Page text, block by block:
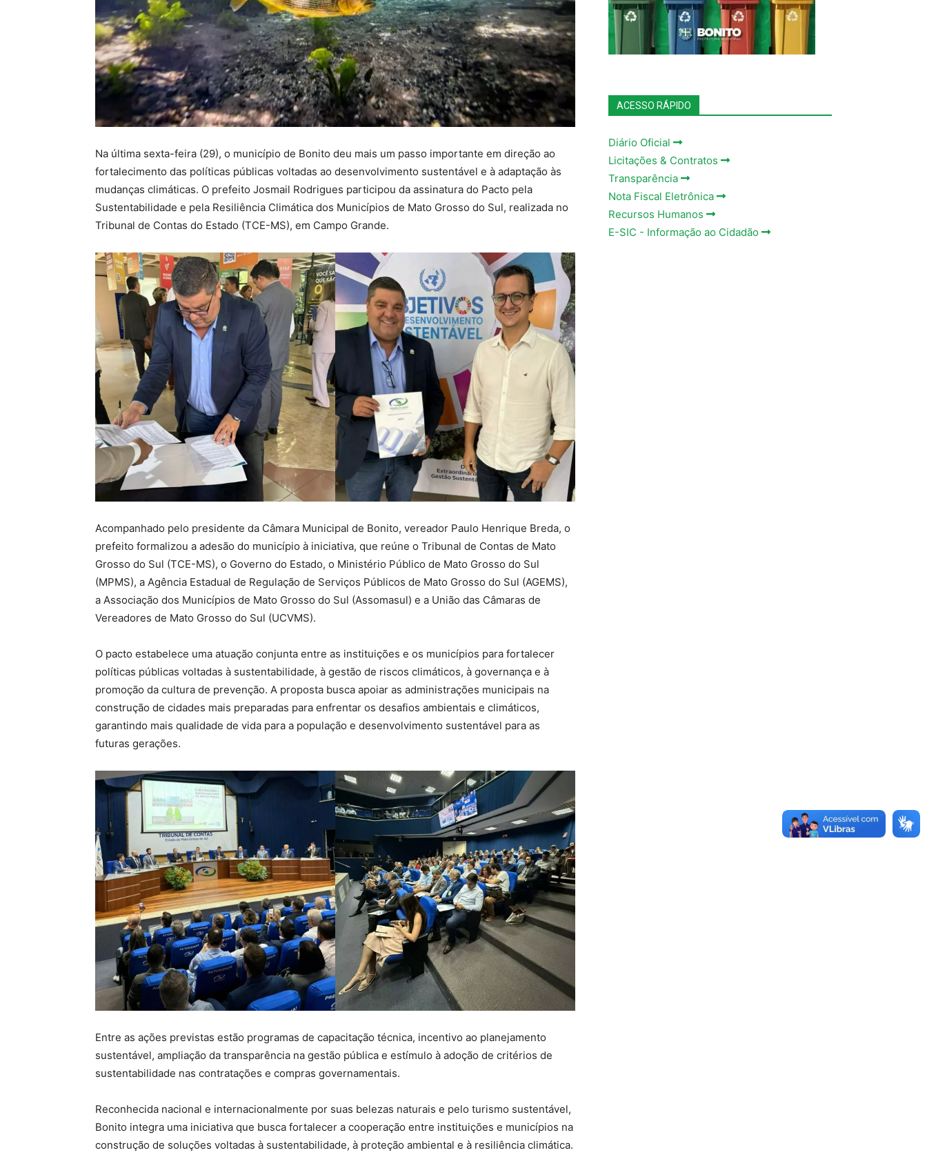
Na última sexta-feira (29), o município de Bonito deu mais um passo importante em direção ao
fortalecimento das políticas públicas voltadas ao desenvolvimento sustentável e à adaptação às
mudanças climáticas. O prefeito Josmail Rodrigues participou da assinatura do Pacto pela
Sustentabilidade e pela Resiliência Climática dos Municípios de Mato Grosso do Sul, realizada no
Tribunal de Contas do Estado (TCE-MS), em Campo Grande.
Acompanhado pelo presidente da Câmara Municipal de Bonito, vereador Paulo Henrique Breda, o
prefeito formalizou a adesão do município à iniciativa, que reúne o Tribunal de Contas de Mato
Grosso do Sul (TCE-MS), o Governo do Estado, o Ministério Público de Mato Grosso do Sul
(MPMS), a Agência Estadual de Regulação de Serviços Públicos de Mato Grosso do Sul (AGEMS),
a Associação dos Municípios de Mato Grosso do Sul (Assomasul) e a União das Câmaras de
Vereadores de Mato Grosso do Sul (UCVMS).
O pacto estabelece uma atuação conjunta entre as instituições e os municípios para fortalecer
políticas públicas voltadas à sustentabilidade, à gestão de riscos climáticos, à governança e à
promoção da cultura de prevenção. A proposta busca apoiar as administrações municipais na
construção de cidades mais preparadas para enfrentar os desafios ambientais e climáticos,
garantindo mais qualidade de vida para a população e desenvolvimento sustentável para as
futuras gerações.
Entre as ações previstas estão programas de capacitação técnica, incentivo ao planejamento
sustentável, ampliação da transparência na gestão pública e estímulo à adoção de critérios de
sustentabilidade nas contratações e compras governamentais.
Reconhecida nacional e internacionalmente por suas belezas naturais e pelo turismo sustentável,
Bonito integra uma iniciativa que busca fortalecer a cooperação entre instituições e municípios na
construção de soluções voltadas à sustentabilidade, à proteção ambiental e à resiliência climática.
ACESSO RÁPIDO
Diário Oficial
Licitações & Contratos
Transparência
Nota Fiscal Eletrônica
Recursos Humanos
E-SIC - Informação ao Cidadão